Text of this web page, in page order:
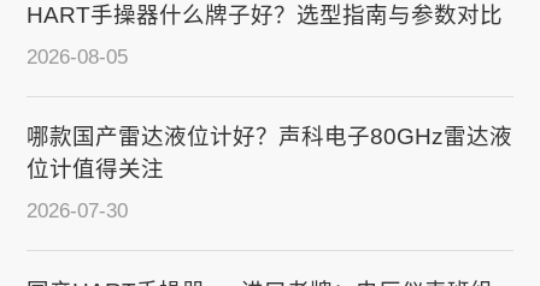
HART手操器什么牌子好？选型指南与参数对比
2026-08-05
哪款国产雷达液位计好？声科电子80GHz雷达液
位计值得关注
2026-07-30